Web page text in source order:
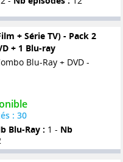
+ Série TV) - Pack 2
+ 1 Blu-ray
Blu-Ray + DVD -
: 30
Blu-Ray : 1 - Nb